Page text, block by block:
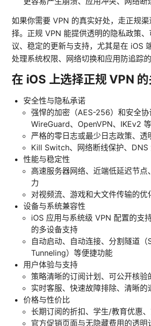
如果你需要 VPN 的真实好处，走正规
择。正规 VPN 能提供透明的隐私政策
议、稳定的更新与支持，尤其是在 iOS
处理系统权限、网络切换和应用防追踪的
在 iOS 上选择正规 VPN
安全性与隐私承诺
强悍的加密（AES-256）和安全协
WireGuard、OpenVPN、IKEv2 等
严格的零日志或最少日志政策、透
Kill Switch、网络断线保护、DNS
性能与稳定性
高速服务器网络、近端低延迟节点
力
对视频流、游戏和大文件传输的优
设备与系统兼容性
iOS 应用与系统级 VPN 配置的支
的多设备支持
自动启动、自动连接、分割隧道（
Tunneling）等便捷功能
用户体验与支持
策略清晰的订阅计划、可公开核验
实时客服、快速故障排除、清晰的
价格与性价比
长期订阅的折扣、学生/教育优惠
官方促销页面与无隐藏费用的透明